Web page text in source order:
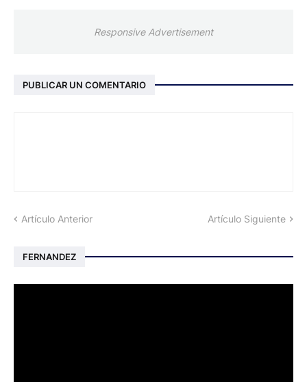
Responsive Advertisement
PUBLICAR UN COMENTARIO
Artículo Anterior Artículo Siguiente
FERNANDEZ